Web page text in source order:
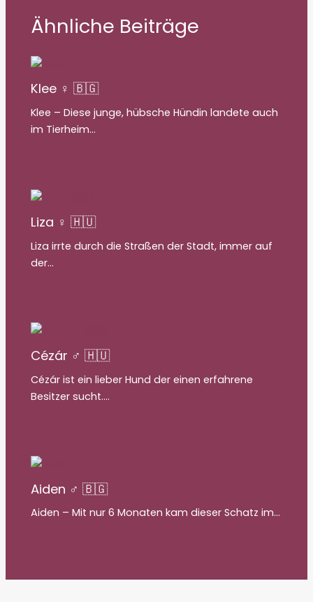
Ähnliche Beiträge
Klee ♀ 🇧🇬
Klee – Diese junge, hübsche Hündin landete auch
im Tierheim…
Liza ♀ 🇭🇺
Liza irrte durch die Straßen der Stadt, immer auf
der…
Cézár ♂ 🇭🇺
Cézár ist ein lieber Hund der einen erfahrene
Besitzer sucht.…
Aiden ♂ 🇧🇬
Aiden – Mit nur 6 Monaten kam dieser Schatz im…